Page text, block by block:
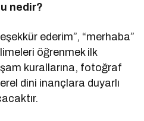
nedir?
ederim”, “merhaba”
öğrenmek ilk
kurallarına, fotoğraf
dini inançlara duyarlı